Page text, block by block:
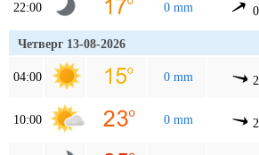
22:00 0 mm
Четверг 13-08-2026
04:00 0 mm
10:00 0 mm